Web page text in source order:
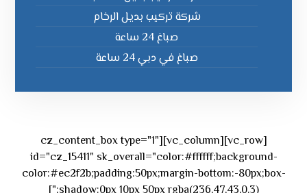
شركة تركيب بديل الرخام
صباغ 24 ساعة
صباغ في دبي 24 ساعة
[vc_row][vc_column][cz_content_box type="1"
id="cz_15411" sk_overall="color:#ffffff;background-
color:#ec2f2b;padding:50px;margin-bottom:-80px;box-